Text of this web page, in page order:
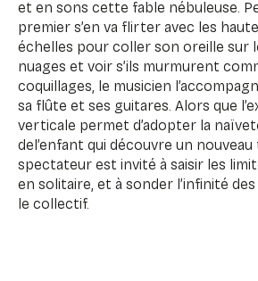
et en sons cette fable nébuleuse.
premier s’en va flirter avec les
échelles pour coller son oreille sur
nuages et voir s’ils murmurent
coquillages, le musicien
sa flûte et ses guitares. Alors que
verticale permet d’adopter la
del’enfant qui découvre un nouveau
spectateur est invité à saisir les
en solitaire, et à sonder l’infinité
le collectif.